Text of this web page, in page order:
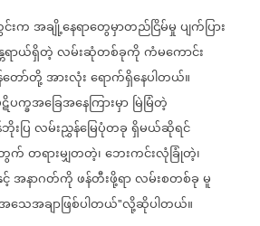
းကအချို့နေရာတွေမှာတည်ငြိမ်မှုပျက်ပြား
ရာယ်ရှိတဲ့လမ်းဆုံတစ်ခုကိုကံမကောင်း
တော်တို့အားလုံးရောက်ရှိနေပါတယ်။
ပက္ခအခြေအနေကြားမှာမြဲမြံတဲ့
းပြလမ်းညွှန်မြေပုံတခုရှိမယ်ဆိုရင်
က်တရားမျှတတဲ့၊ဘေးကင်းလုံခြုံတဲ့၊
အနာဂတ်ကိုဖန်တီးဖို့ရာလမ်းစတစ်ခုမူ
သေအချာဖြစ်ပါတယ်"လို့ဆိုပါတယ်။